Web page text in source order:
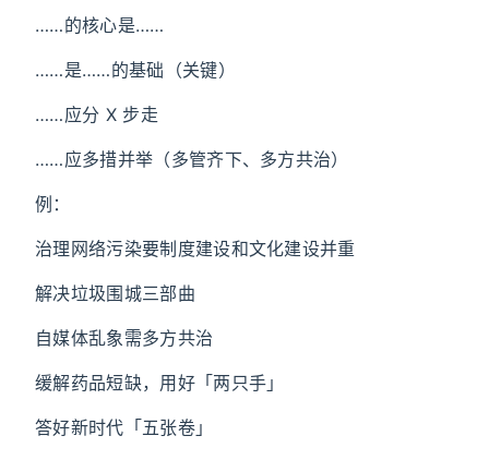
……的核心是……
……是……的基础（关键）
……应分 X 步走
……应多措并举（多管齐下、多方共治）
例：
治理网络污染要制度建设和文化建设并重
解决垃圾围城三部曲
自媒体乱象需多方共治
缓解药品短缺，用好「两只手」
答好新时代「五张卷」